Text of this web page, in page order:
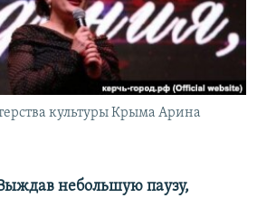
КРЫМАкультуры Крыма Арина
небольшую паузу,